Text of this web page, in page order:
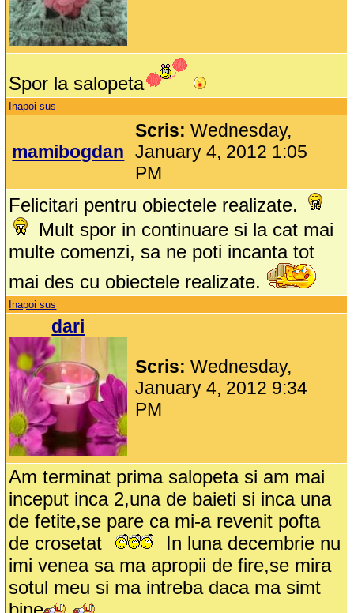
Spor la salopeta
Inapoi sus
mamibogdan
Scris:Wednesday,
January 4, 2012 1:05
PM
Felicitari pentru obiectele realizate.
Mult spor in continuare si la cat mai
multe comenzi, sa ne poti incanta tot
mai des cu obiectele realizate.
Inapoi sus
dari
Scris:Wednesday,
January 4, 2012 9:34
PM
Am terminat prima salopeta si am mai
inceput inca 2,una de baieti si inca una
de fetite,se pare ca mi-a revenit pofta
de crosetat
In luna decembrie nu
imi venea sa ma apropii de fire,se mira
sotul meu si ma intreba daca ma simt